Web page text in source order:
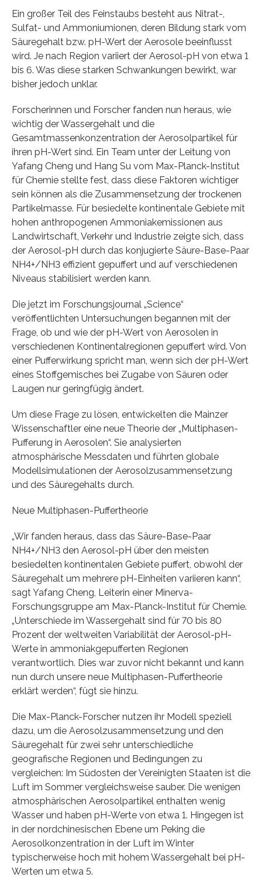
Ein großer Teil des Feinstaubs besteht aus Nitrat-,
Sulfat- und Ammoniumionen, deren Bildung stark vom
Säuregehalt bzw. pH-Wert der Aerosole beeinflusst
wird. Je nach Region variiert der Aerosol-pH von etwa 1
bis 6. Was diese starken Schwankungen bewirkt, war
bisher jedoch unklar.
Forscherinnen und Forscher fanden nun heraus, wie
wichtig der Wassergehalt und die
Gesamtmassenkonzentration der Aerosolpartikel für
ihren pH-Wert sind. Ein Team unter der Leitung von
Yafang Cheng und Hang Su vom Max-Planck-Institut
für Chemie stellte fest, dass diese Faktoren wichtiger
sein können als die Zusammensetzung der trockenen
Partikelmasse. Für besiedelte kontinentale Gebiete mit
hohen anthropogenen Ammoniakemissionen aus
Landwirtschaft, Verkehr und Industrie zeigte sich, dass
der Aerosol-pH durch das konjugierte Säure-Base-Paar
NH4+/NH3 effizient gepuffert und auf verschiedenen
Niveaus stabilisiert werden kann.
Die jetzt im Forschungsjournal „Science“
veröffentlichten Untersuchungen begannen mit der
Frage, ob und wie der pH-Wert von Aerosolen in
verschiedenen Kontinentalregionen gepuffert wird. Von
einer Pufferwirkung spricht man, wenn sich der pH-Wert
eines Stoffgemisches bei Zugabe von Säuren oder
Laugen nur geringfügig ändert.
Um diese Frage zu lösen, entwickelten die Mainzer
Wissenschaftler eine neue Theorie der „Multiphasen-
Pufferung in Aerosolen“. Sie analysierten
atmosphärische Messdaten und führten globale
Modellsimulationen der Aerosolzusammensetzung
und des Säuregehalts durch.
Neue Multiphasen-Puffertheorie
„Wir fanden heraus, dass das Säure-Base-Paar
NH4+/NH3 den Aerosol-pH über den meisten
besiedelten kontinentalen Gebiete puffert, obwohl der
Säuregehalt um mehrere pH-Einheiten variieren kann“,
sagt Yafang Cheng, Leiterin einer Minerva-
Forschungsgruppe am Max-Planck-Institut für Chemie.
„Unterschiede im Wassergehalt sind für 70 bis 80
Prozent der weltweiten Variabilität der Aerosol-pH-
Werte in ammoniakgepufferten Regionen
verantwortlich. Dies war zuvor nicht bekannt und kann
nun durch unsere neue Multiphasen-Puffertheorie
erklärt werden“, fügt sie hinzu.
Die Max-Planck-Forscher nutzen ihr Modell speziell
dazu, um die Aerosolzusammensetzung und den
Säuregehalt für zwei sehr unterschiedliche
geografische Regionen und Bedingungen zu
vergleichen: Im Südosten der Vereinigten Staaten ist die
Luft im Sommer vergleichsweise sauber. Die wenigen
atmosphärischen Aerosolpartikel enthalten wenig
Wasser und haben pH-Werte von etwa 1. Hingegen ist
in der nordchinesischen Ebene um Peking die
Aerosolkonzentration in der Luft im Winter
typischerweise hoch mit hohem Wassergehalt bei pH-
Werten um etwa 5.